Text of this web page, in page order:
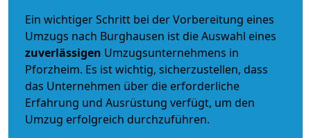
Ein wichtiger Schritt bei der Vorbereitung eines
Umzugs nach Burghausen ist die Auswahl eines
zuverlässigen Umzugsunternehmens in
Pforzheim. Es ist wichtig, sicherzustellen, dass
das Unternehmen über die erforderliche
Erfahrung und Ausrüstung verfügt, um den
Umzug erfolgreich durchzuführen.